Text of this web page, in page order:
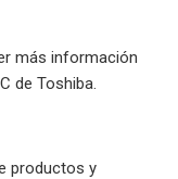
más información
de Toshiba.
productos y